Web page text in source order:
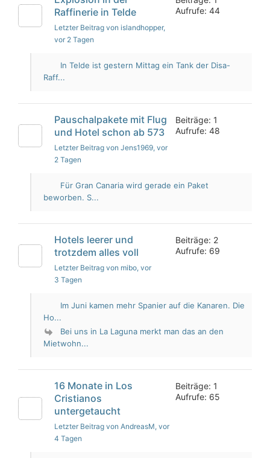
Raffinerie in Telde
Letzter Beitrag von islandhopper,
vor 2 Tagen
Aufrufe: 44
In Telde ist gestern Mittag ein Tank der Disa-
Raff...
Pauschalpakete mit Flug
und Hotel schon ab 573
Letzter Beitrag von Jens1969, vor
2 Tagen
Beiträge: 1
Aufrufe: 48
Für Gran Canaria wird gerade ein Paket
beworben. S...
Hotels leerer und
trotzdem alles voll
Letzter Beitrag von mibo, vor
3 Tagen
Beiträge: 2
Aufrufe: 69
Im Juni kamen mehr Spanier auf die Kanaren. Die
Ho...
Bei uns in La Laguna merkt man das an den
Mietwohn...
16 Monate in Los
Cristianos
untergetaucht
Letzter Beitrag von AndreasM, vor
4 Tagen
Beiträge: 1
Aufrufe: 65